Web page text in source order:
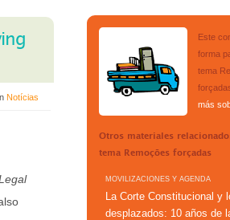
Notícias
Este
forma
tema
más
Otros materiales
tema Remoções forçadas
MOVILIZACIONES Y AGENDA
La Corte Constitucional y
desplazados: 10 años de